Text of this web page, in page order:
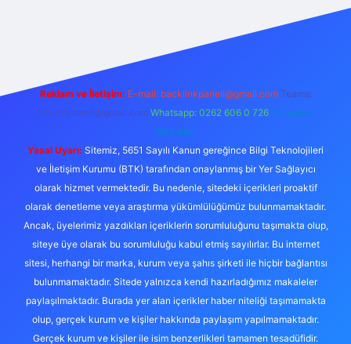
Reklam ve İletişim: E-mail: backlinkpaneli@gmail.com Teams:
forumhizmeti@gmail.com Whatsapp: 0262 606 0 726 Telegram:
@karabul
Yasal Uyarı: Sitemiz, 5651 Sayılı Kanun gereğince Bilgi Teknolojileri
ve İletişim Kurumu (BTK) tarafından onaylanmış bir Yer Sağlayıcı
olarak hizmet vermektedir. Bu nedenle, sitedeki içerikleri proaktif
olarak denetleme veya araştırma yükümlülüğümüz bulunmamaktadır.
Ancak, üyelerimiz yazdıkları içeriklerin sorumluluğunu taşımakta olup,
siteye üye olarak bu sorumluluğu kabul etmiş sayılırlar. Bu internet
sitesi, herhangi bir marka, kurum veya şahıs şirketi ile hiçbir bağlantısı
bulunmamaktadır. Sitede yalnızca kendi hazırladığımız makaleler
paylaşılmaktadır. Burada yer alan içerikler haber niteliği taşımamakta
olup, gerçek kurum ve kişiler hakkında paylaşım yapılmamaktadır.
Gerçek kurum ve kişiler ile isim benzerlikleri tamamen tesadüfidir.